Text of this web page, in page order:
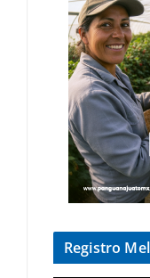
Registro